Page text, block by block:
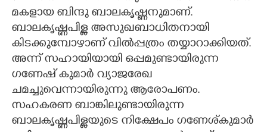
മകളായ ബിന്ദു ബാലകൃഷ്ണനുമാണ്.
ബാലകൃഷ്ണപിള്ള അസുഖബാധിതനായി
കിടക്കുമ്പോഴാണ് വിൽപ്പത്രം തയ്യാറാക്കിയത്.
അന്ന് സഹായിയായി ഒപ്പമുണ്ടായിരുന്ന
ഗണേഷ് കുമാർ വ്യാജരേഖ
ചമച്ചുവെന്നായിരുന്നു ആരോപണം.
സഹകരണ ബാങ്കിലുണ്ടായിരുന്ന
ബാലകൃഷ്ണപിള്ളയുടെ നിക്ഷേപം ഗണേശ്കുമാർ